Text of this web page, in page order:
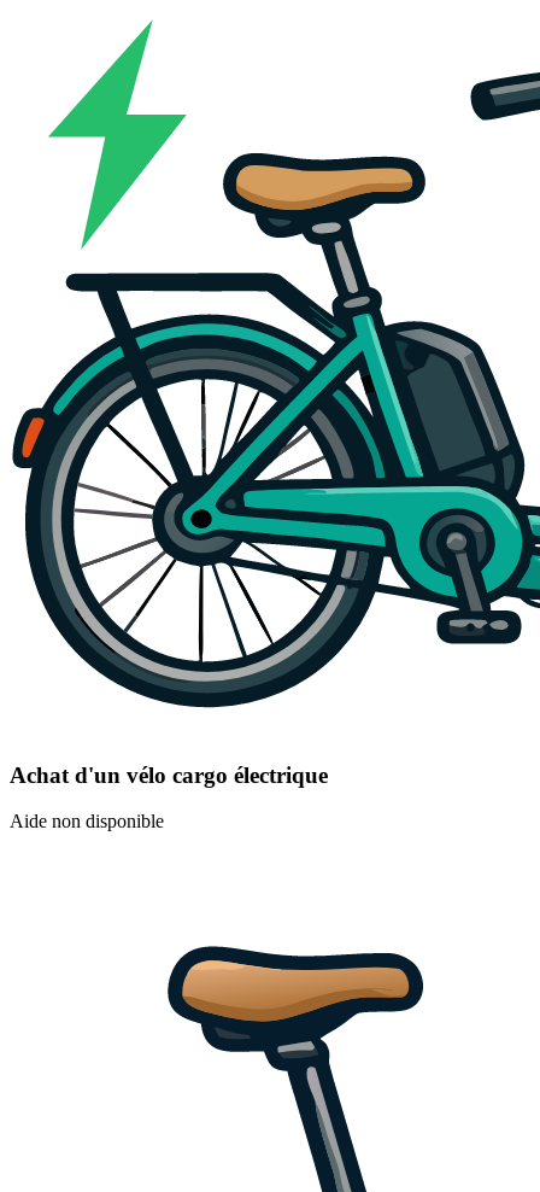
Achat d'un vélo cargo électrique
Aide non disponible